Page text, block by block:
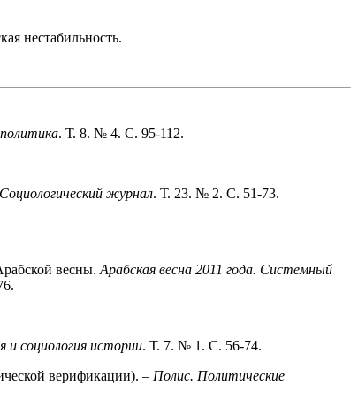
нестабильность.
. Т. 8. № 4. С. 95-112.
Социологический журнал. Т. 23. № 2. C. 51-73.
весны. Арабская весна 2011 года. Системный
и социология истории. Т. 7. № 1. C. 56-74.
верификации). – Полис. Политические